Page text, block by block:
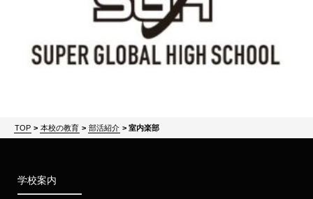
TOP > 本校の教育 > 部活紹介 > 室内楽部
学校案内